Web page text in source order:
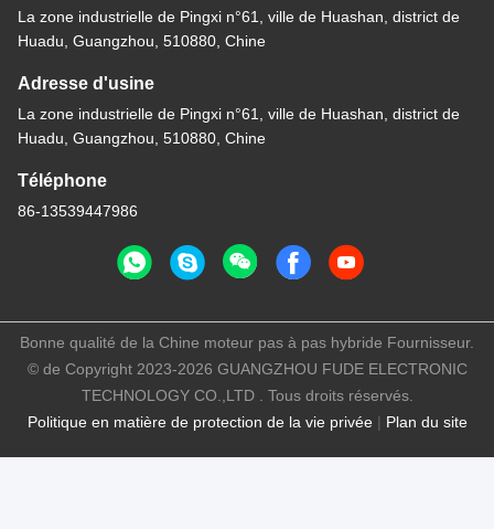
La zone industrielle de Pingxi n°61, ville de Huashan, district de
Huadu, Guangzhou, 510880, Chine
Adresse d'usine
La zone industrielle de Pingxi n°61, ville de Huashan, district de
Huadu, Guangzhou, 510880, Chine
Téléphone
86-13539447986
Politique en matière de protection de la vie privée| Plan du site
Bonne qualité de la Chine moteur pas à pas hybride Fournisseur.
© de Copyright 2023-2026 GUANGZHOU FUDE ELECTRONIC
TECHNOLOGY CO.,LTD . Tous droits réservés.